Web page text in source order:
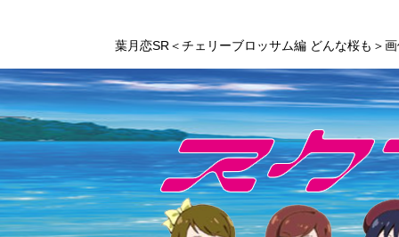
葉月恋SR＜チェリーブロッサム編 どんな桜も＞